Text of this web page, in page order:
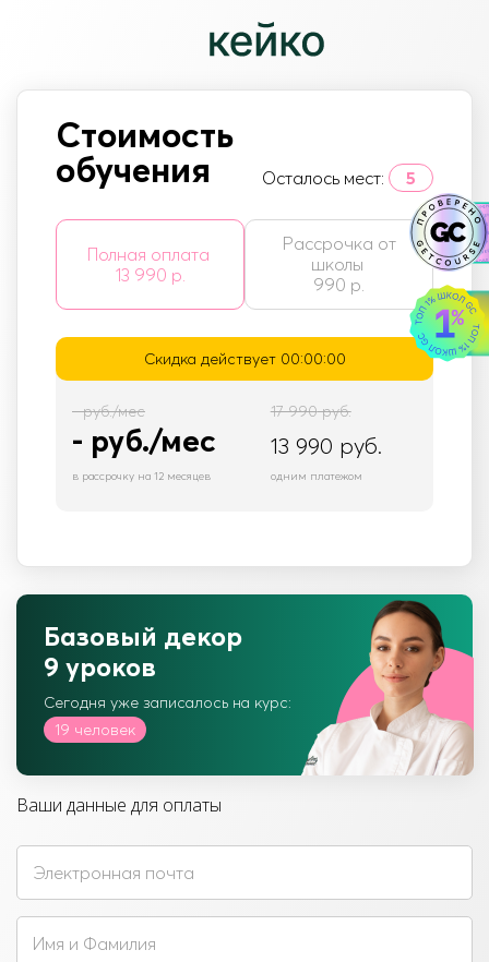
Стоимость
обучения
Осталось мест: 5
Полная оплата
13 990 р.
Рассрочка от
школы
990 р.
Скидка действует 00:00:00
-руб./мес
- руб./мес
в рассрочку на 12 месяцев
17 990руб.
13 990 руб.
одним платежом
Базовый декор
9 уроков
Сегодня уже записалось на курс:
19 человек
Ваши данные для оплаты